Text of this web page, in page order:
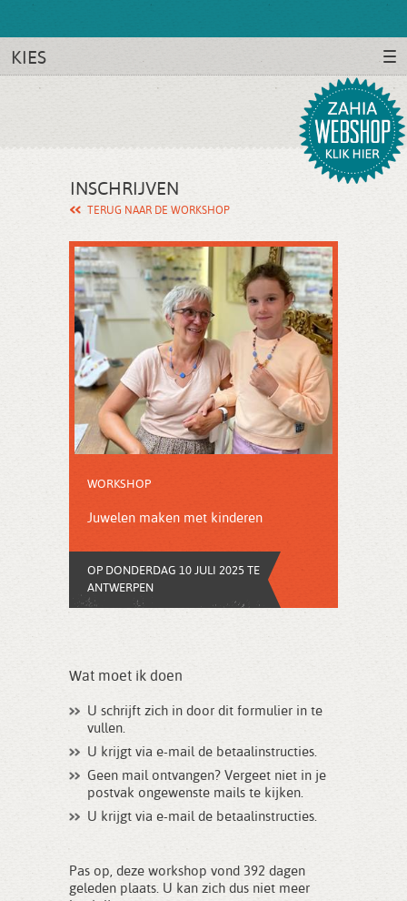
KIES
INSCHRIJVEN
TERUG NAAR DE WORKSHOP
WORKSHOP
Juwelen maken met kinderen
OP DONDERDAG 10 JULI 2025 TE
ANTWERPEN
Wat moet ik doen
U schrijft zich in door dit formulier in te
vullen.
U krijgt via e-mail de betaalinstructies.
Geen mail ontvangen? Vergeet niet in je
postvak ongewenste mails te kijken.
U krijgt via e-mail de betaalinstructies.
Pas op, deze workshop vond 392 dagen
geleden plaats. U kan zich dus niet meer